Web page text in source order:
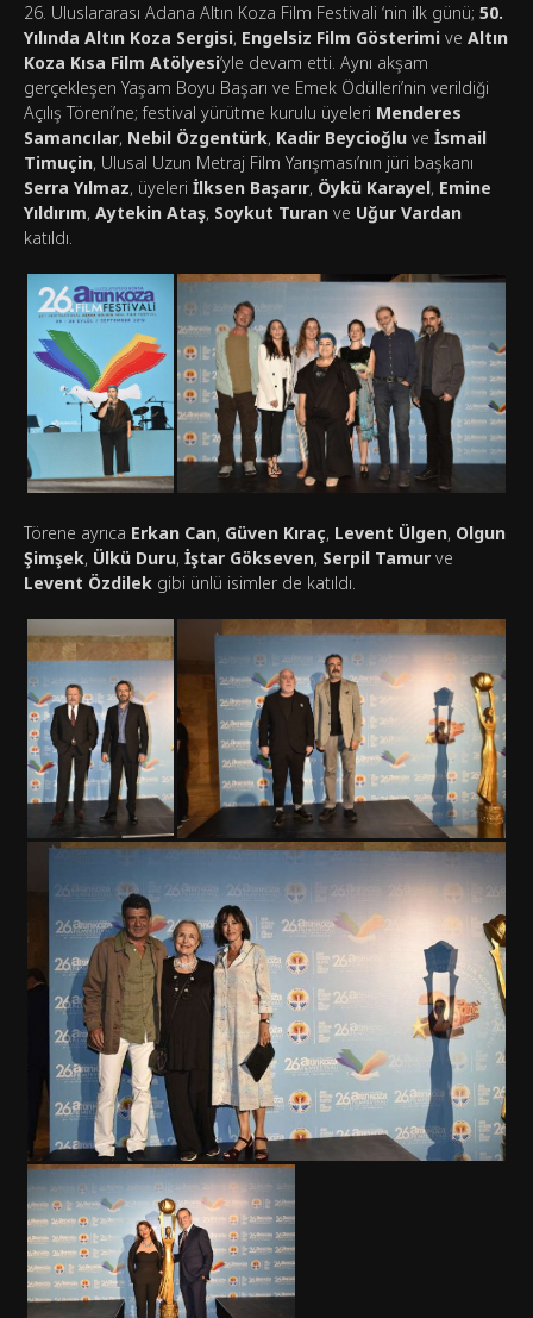
26. Uluslararası Adana Altın Koza Film Festivali ‘nin ilk günü; 50.
Yılında Altın Koza Sergisi, Engelsiz Film Gösterimi ve Altın
Koza Kısa Film Atölyesi‘yle devam etti. Aynı akşam
gerçekleşen Yaşam Boyu Başarı ve Emek Ödülleri’nin verildiği
Açılış Töreni’ne; festival yürütme kurulu üyeleri Menderes
Samancılar, Nebil Özgentürk, Kadir Beycioğlu ve İsmail
Timuçin, Ulusal Uzun Metraj Film Yarışması’nın jüri başkanı
Serra Yılmaz, üyeleri İlksen Başarır, Öykü Karayel, Emine
Yıldırım, Aytekin Ataş, Soykut Turan ve Uğur Vardan
katıldı.
Törene ayrıca Erkan Can, Güven Kıraç, Levent Ülgen, Olgun
Şimşek, Ülkü Duru, İştar Gökseven, Serpil Tamur ve
Levent Özdilek gibi ünlü isimler de katıldı.